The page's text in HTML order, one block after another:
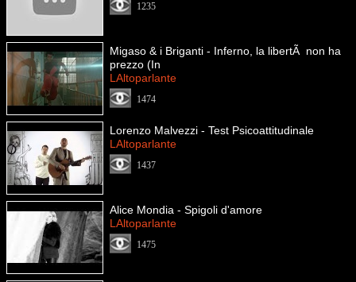
1235
Migaso & i Briganti - Inferno, la libertÃ non ha
prezzo (In
LAltoparlante
1474
Lorenzo Malvezzi - Test Psicoattitudinale
LAltoparlante
1437
Alice Mondia - Spigoli d'amore
LAltoparlante
1475